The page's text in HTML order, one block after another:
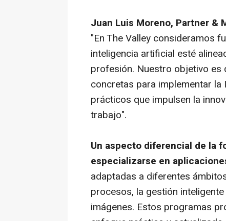
Juan Luis Moreno, Partner &
"En The Valley consideramos
inteligencia artificial esté
profesión. Nuestro objetivo es
concretas para implementar
prácticos que impulsen la
trabajo".
Un aspecto diferencial de la
especializarse en
adaptadas a diferentes
procesos, la gestión
imágenes. Estos programas